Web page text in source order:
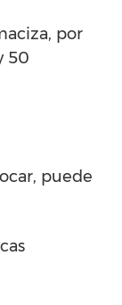
por
50
puede